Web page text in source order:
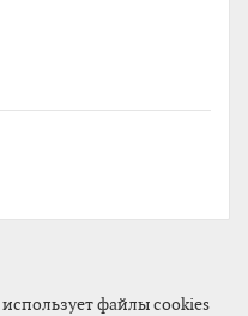
файлы cookies